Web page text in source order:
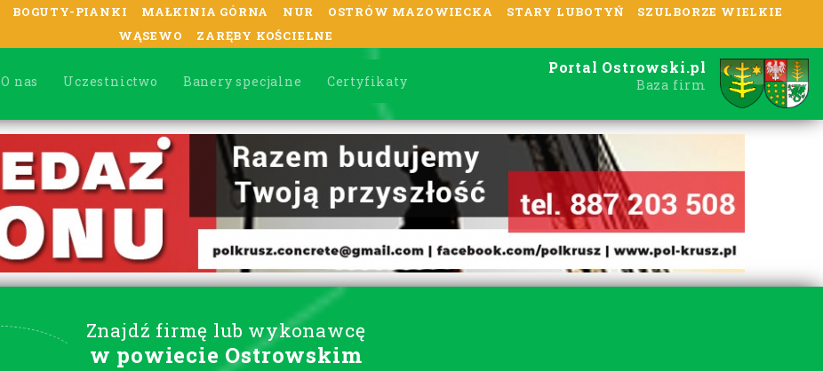
BOGUTY-PIANKI MAŁKINIA GÓRNA NUR OSTRÓW MAZOWIECKA STARY LUBOTYŃ
SZULBORZE WIELKIE
WĄSEWO
ZARĘBY KOŚCIELNE
O nas Uczestnictwo Banery specjalne Certyfikaty
Portal Ostrowski.pl
Baza firm
Znajdź firmę lub wykonawcę
w powiecie Ostrowskim